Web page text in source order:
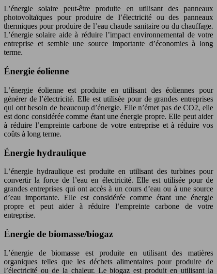
L’énergie solaire peut-être produite en utilisant des panneaux
photovoltaïques pour produire de l’électricité ou des panneaux
thermiques pour produire de l’eau chaude sanitaire ou du chauffage.
L’énergie solaire aide à réduire l’impact environnemental de votre
entreprise et semble une source importante d’économies à long
terme.
Énergie éolienne
L’énergie éolienne est produite en utilisant des éoliennes pour
générer de l’électricité. Elle est utilisée pour de grandes entreprises
qui ont besoin de beaucoup d’énergie. Elle n’émet pas de CO2, elle
est donc considérée comme étant une énergie propre. Elle peut aider
à réduire l’empreinte carbone de votre entreprise et à réduire vos
coûts à long terme.
Énergie hydraulique
L’énergie hydraulique est produite en utilisant des turbines pour
convertir la force de l’eau en électricité. Elle est utilisée pour de
grandes entreprises qui ont accès à un cours d’eau ou à une source
d’eau importante. Elle est considérée comme étant une énergie
propre et peut aider à réduire l’empreinte carbone de votre
entreprise.
Énergie de biomasse/biogaz
L’énergie de biomasse est produite en utilisant des matières
organiques telles que les déchets alimentaires pour produire de
l’électricité ou de la chaleur. Le biogaz est produit en utilisant la